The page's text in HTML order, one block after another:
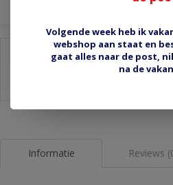
Stel een vraag over dit product
Informatie Reviews
Volgende week heb ik
webshop aan staat en
gaat alles naar de post,
na de